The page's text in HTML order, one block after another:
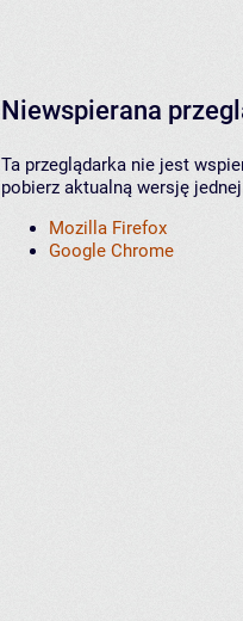
Niewspierana
Ta przeglądarka nie jest
pobierz aktualną wersję
Mozilla Firefox
Google Chrome